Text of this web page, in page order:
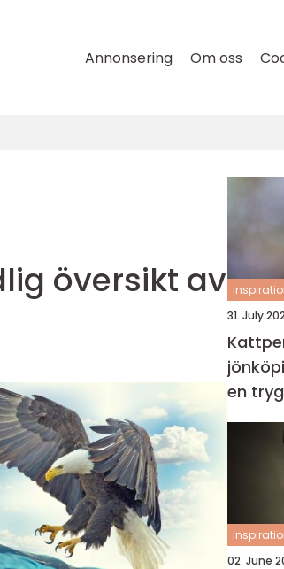
Annonsering Om oss
översikt av
31. July
jönköping så
en
katt
02. June